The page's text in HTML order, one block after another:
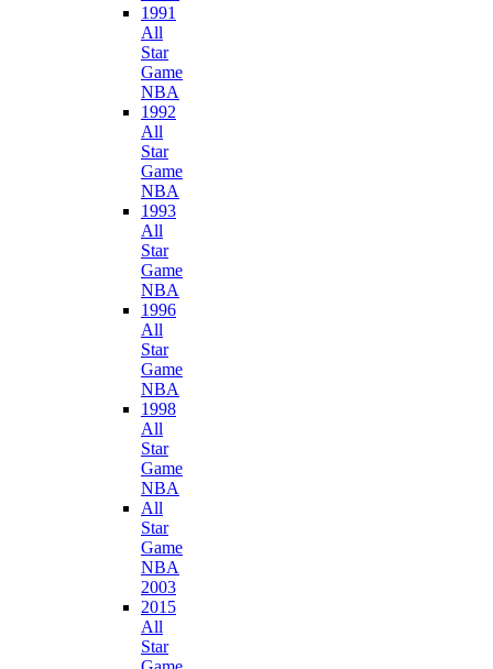
1991
All
Star
Game
NBA
1992
All
Star
Game
NBA
1993
All
Star
Game
NBA
1996
All
Star
Game
NBA
1998
All
Star
Game
NBA
All
Star
Game
NBA
2003
2015
All
Star